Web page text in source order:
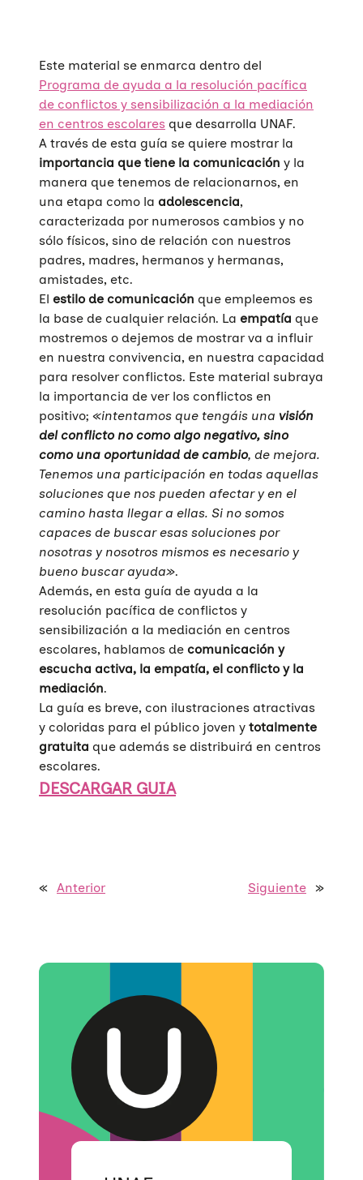
Este material se enmarca dentro del
Programa de ayuda a la resolución pacífica
de conflictos y sensibilización a la mediación
en centros escolares que desarrolla UNAF.
A través de esta guía se quiere mostrar la
importancia que tiene la comunicación y la
manera que tenemos de relacionarnos, en
una etapa como la adolescencia,
caracterizada por numerosos cambios y no
sólo físicos, sino de relación con nuestros
padres, madres, hermanos y hermanas,
amistades, etc.
El estilo de comunicación que empleemos es
la base de cualquier relación. La empatía que
mostremos o dejemos de mostrar va a influir
en nuestra convivencia, en nuestra capacidad
para resolver conflictos. Este material subraya
la importancia de ver los conflictos en
positivo; «intentamos que tengáis una visión
del conflicto no como algo negativo, sino
como una oportunidad de cambio, de mejora.
Tenemos una participación en todas aquellas
soluciones que nos pueden afectar y en el
camino hasta llegar a ellas. Si no somos
capaces de buscar esas soluciones por
nosotras y nosotros mismos es necesario y
bueno buscar ayuda».
Además, en esta guía de ayuda a la
resolución pacífica de conflictos y
sensibilización a la mediación en centros
escolares, hablamos de comunicación y
escucha activa, la empatía, el conflicto y la
mediación.
La guía es breve, con ilustraciones atractivas
y coloridas para el público joven y totalmente
gratuita que además se distribuirá en centros
escolares.
DESCARGAR GUIA
« Anterior Siguiente »